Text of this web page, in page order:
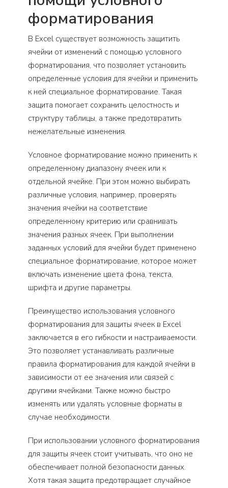
форматирования
В Excel существует возможность защитить
ячейки от изменений с помощью условного
форматирования, что позволяет установить
определенные условия для ячейки и применить
к ней специальное форматирование. Такая
защита помогает сохранить целостность и
структуру таблицы, а также предотвратить
нежелательные изменения.
Условное форматирование можно применить к
определенному диапазону ячеек или к
отдельной ячейке. При этом можно выбирать
различные условия, например, проверять
значения ячейки на соответствие
определенному критерию или сравнивать
значения разных ячеек. При выполнении
заданных условий для ячейки будет применено
специальное форматирование, которое может
включать изменение цвета фона, текста,
шрифта и другие параметры.
Преимущество использования условного
форматирования для защиты ячеек в Excel
заключается в его гибкости и настраиваемости.
Это позволяет устанавливать различные
правила форматирования для каждой ячейки в
зависимости от ее значения или связей с
другими ячейками. Также можно быстро
изменять или удалять условные форматы в
случае необходимости.
При использовании условного форматирования
для защиты ячеек стоит учитывать, что оно не
обеспечивает полной безопасности данных.
Хотя такая защита предотвращает случайное